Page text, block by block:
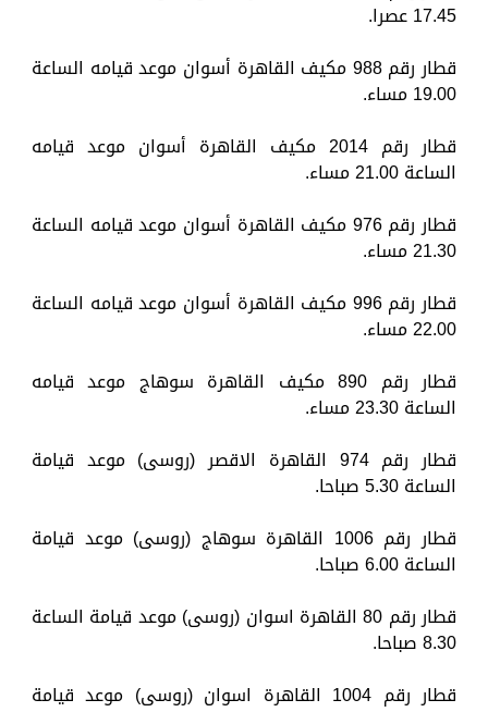
17.45 عصرا.
قطار رقم 988 مكيف القاهرة أسوان موعد قيامه الساعة
19.00 مساء.
قطار رقم 2014 مكيف القاهرة أسوان موعد قيامه
الساعة 21.00 مساء.
قطار رقم 976 مكيف القاهرة أسوان موعد قيامه الساعة
21.30 مساء.
قطار رقم 996 مكيف القاهرة أسوان موعد قيامه الساعة
22.00 مساء.
قطار رقم 890 مكيف القاهرة سوهاج موعد قيامه
الساعة 23.30 مساء.
قطار رقم 974 القاهرة الاقصر (روسى) موعد قيامة
الساعة 5.30 صباحا.
قطار رقم 1006 القاهرة سوهاج (روسى) موعد قيامة
الساعة 6.00 صباحا.
قطار رقم 80 القاهرة اسوان (روسى) موعد قيامة الساعة
8.30 صباحا.
قطار رقم 1004 القاهرة اسوان (روسى) موعد قيامة